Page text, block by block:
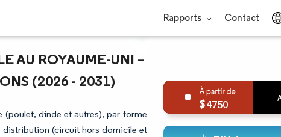
Rapports Contact
AU ROYAUME-UNI –
(2026 - 2031)
(poulet, dinde et autres), par forme
distribution (circuit hors domicile et
4750